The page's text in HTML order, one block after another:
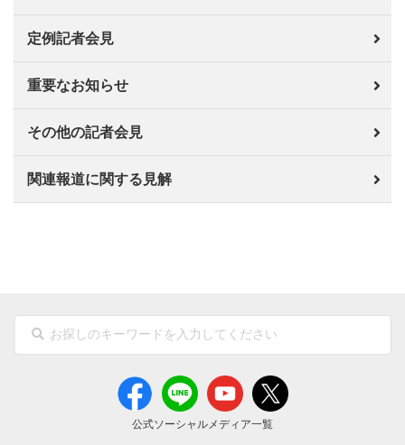
定例記者会見
重要なお知らせ
その他の記者会見
関連報道に関する見解
公式ソーシャルメディア一覧